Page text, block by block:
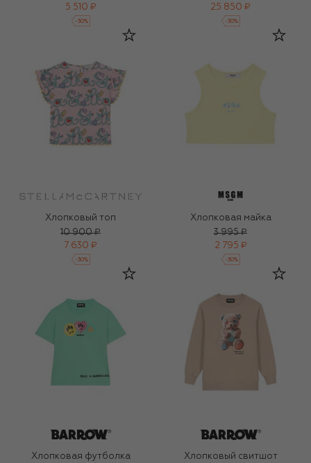
5 510 ₽
-30%
25 850 ₽
-30%
Хлопковый топ
10 900 ₽
7 630 ₽
-30%
Хлопковая майка
3 995 ₽
2 795 ₽
-30%
Хлопковая футболка
Хлопковый свитшот